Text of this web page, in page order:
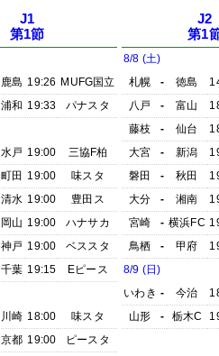
J1
第1節
鹿島 19:26 MUFG国立
浦和 19:33
パナスタ
水戸 19:00
三協F柏
町田 19:00
味スタ
清水 19:00
豊田ス
岡山 19:00
ハナサカ
神戸 19:00
ベススタ
千葉 19:15
Eピース
川崎 18:00
味スタ
京都 19:00 ピースタ
J2
第1
8/8 (土)
札幌
- 徳島
八戸
- 富山
藤枝
- 仙台
大宮
- 新潟
磐田
- 秋田
大分
- 湘南
宮崎
- 横浜FC
鳥栖
- 甲府
8/9 (日)
いわき - 今治
山形
- 栃木C